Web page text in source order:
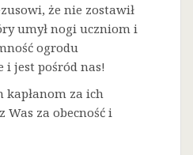
że nie zostawił
umył nogi uczniom i
ogrodu
i jest pośród nas!
kapłanom za ich
Was za obecność i